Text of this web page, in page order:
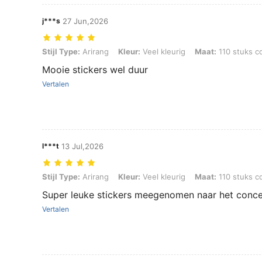
j***s 27 Jun,2026
Stijl Type: Arirang, Kleur: Veel kleurig, Maat: 110 stuks compleet
Stijl Type: Arirang Kleur: Veel kleurig Maat: 110 stuks
Mooie stickers wel duur
Vertalen
l***t 13 Jul,2026
Stijl Type: Arirang, Kleur: Veel kleurig, Maat: 110 stuks compleet
Stijl Type: Arirang Kleur: Veel kleurig Maat: 110 stuks
Super leuke stickers meegenomen naar het
Vertalen